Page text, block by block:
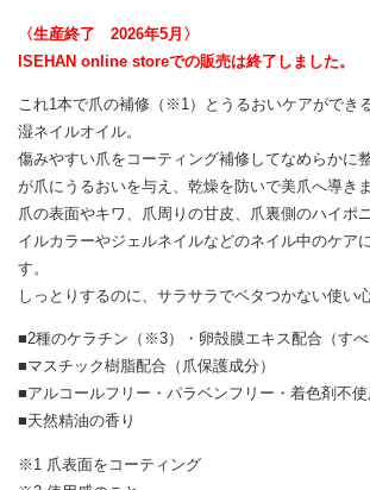
〈生産終了 2026年5月〉
ISEHAN online storeでの販売は終了しました。
これ1本で爪の補修（※1）とうるおいケアができ
湿ネイルオイル。
傷みやすい爪をコーティング補修してなめらかに
が爪にうるおいを与え、乾燥を防いで美爪へ導きま
爪の表面やキワ、爪周りの甘皮、爪裏側のハイポ
イルカラーやジェルネイルなどのネイル中のケア
す。
しっとりするのに、サラサラでベタつかない使い
■2種のケラチン（※3）・卵殻膜エキス配合（すべ
■マスチック樹脂配合（爪保護成分）
■アルコールフリー・パラベンフリー・着色剤不
■天然精油の香り
※1 爪表面をコーティング